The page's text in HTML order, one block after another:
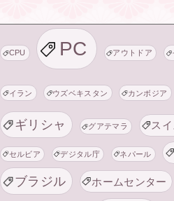
CPU PC アウトドア
イラン ウズベキスタン カンボジア
ギリシャ グアテマラ スイ
セルビア デジタル庁 ネパール
ブラジル ホームセンター